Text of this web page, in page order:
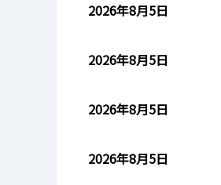
2026年8月5日
2026年8月5日
2026年8月5日
2026年8月5日